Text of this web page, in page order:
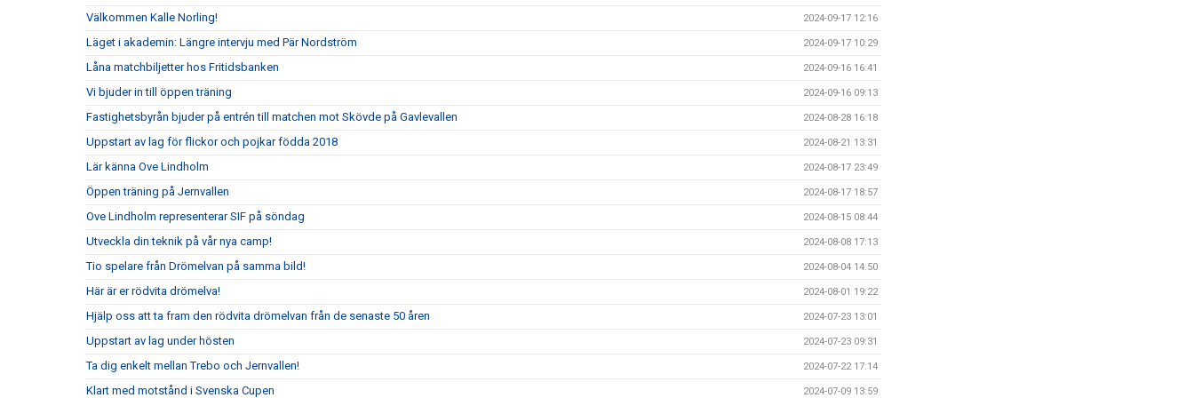
Välkommen Kalle Norling! 2024-09-17 12:16
Läget i akademin: Längre intervju med Pär Nordström 2024-09-17 10:29
Låna matchbiljetter hos Fritidsbanken 2024-09-16 16:41
Vi bjuder in till öppen träning 2024-09-16 09:13
Fastighetsbyrån bjuder på entrén till matchen mot Skövde på Gavlevallen 2024-08-28 16:18
Uppstart av lag för flickor och pojkar födda 2018 2024-08-21 13:31
Lär känna Ove Lindholm 2024-08-17 23:49
Öppen träning på Jernvallen 2024-08-17 18:57
Ove Lindholm representerar SIF på söndag 2024-08-15 08:44
Utveckla din teknik på vår nya camp! 2024-08-08 17:13
Tio spelare från Drömelvan på samma bild! 2024-08-04 14:50
Här är er rödvita drömelva! 2024-08-01 19:22
Hjälp oss att ta fram den rödvita drömelvan från de senaste 50 åren 2024-07-23 13:01
Uppstart av lag under hösten 2024-07-23 09:31
Ta dig enkelt mellan Trebo och Jernvallen! 2024-07-22 17:14
Klart med motstånd i Svenska Cupen 2024-07-09 13:59